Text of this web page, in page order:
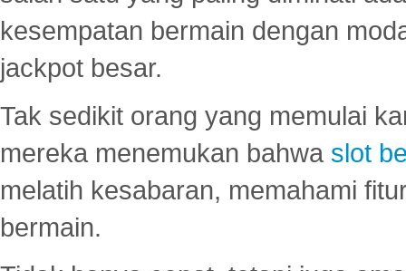
kesempatan bermain dengan
jackpot besar.
Tak sedikit orang yang memulai
mereka menemukan bahwa slot
melatih kesabaran, memahami
bermain.